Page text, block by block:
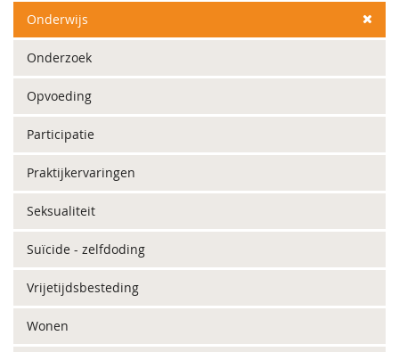
Onderwijs
Onderzoek
Opvoeding
Participatie
Praktijkervaringen
Seksualiteit
Suïcide - zelfdoding
Vrijetijdsbesteding
Wonen